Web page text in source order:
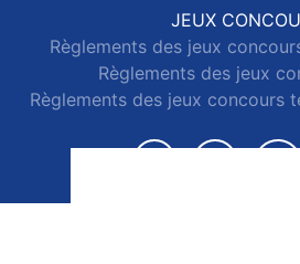
JEUX
Règlements des jeux
Règlements des jeux
Règlements des jeux concours